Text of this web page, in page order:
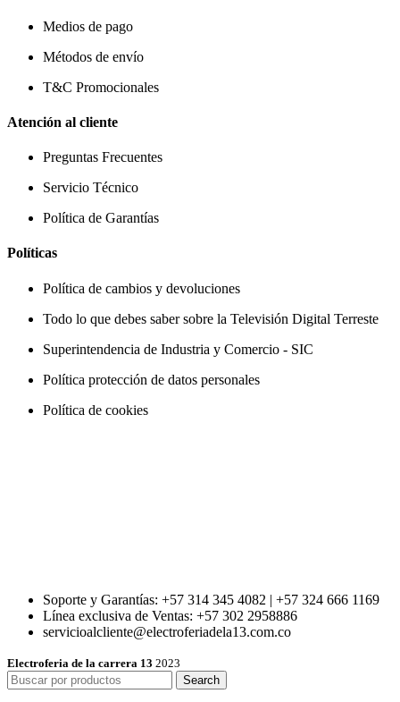
Medios de pago
Métodos de envío
T&C Promocionales
Atención al cliente
Preguntas Frecuentes
Servicio Técnico
Política de Garantías
Políticas
Política de cambios y devoluciones
Todo lo que debes saber sobre la Televisión Digital Terreste
Superintendencia de Industria y Comercio - SIC
Política protección de datos personales
Política de cookies
Soporte y Garantías: +57 314 345 4082 | +57 324 666 1169
Línea exclusiva de Ventas: +57 302 2958886
servicioalcliente@electroferiadela13.com.co
Electroferia de la carrera 13 2023
Search